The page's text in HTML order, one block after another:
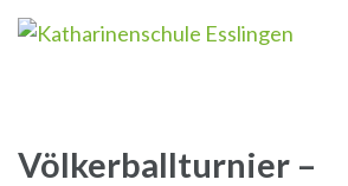
Zum
Inhalt
Völkerballturnier –